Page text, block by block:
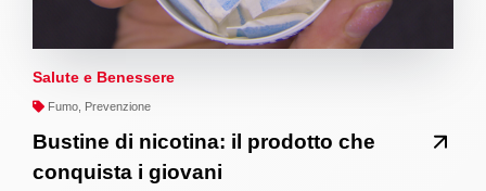
Salute e Benessere
Fumo, Prevenzione
Bustine di nicotina: il prodotto che
conquista i giovani